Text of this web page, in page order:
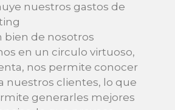
nuestros gastos de
bien de nosotros
en un circulo virtuoso,
nos permite conocer
nuestros clientes, lo que
generarles mejores